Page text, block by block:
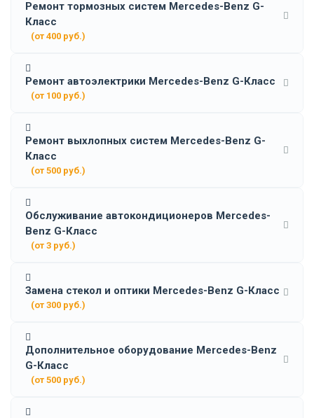
Ремонт тормозных систем Mercedes-Benz G-
Класс
(от 400 руб.)
Ремонт автоэлектрики Mercedes-Benz G-Класс
(от 100 руб.)
Ремонт выхлопных систем Mercedes-Benz G-
Класс
(от 500 руб.)
Обслуживание автокондиционеров Mercedes-
Benz G-Класс
(от 3 руб.)
Замена стекол и оптики Mercedes-Benz G-Класс
(от 300 руб.)
Дополнительное оборудование Mercedes-Benz
G-Класс
(от 500 руб.)